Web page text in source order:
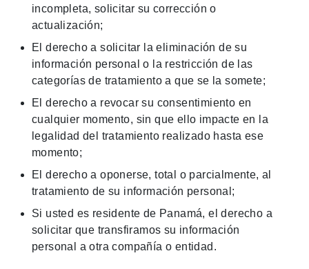
incompleta, solicitar su corrección o
actualización;
El derecho a solicitar la eliminación de su
información personal o la restricción de las
categorías de tratamiento a que se la somete;
El derecho a revocar su consentimiento en
cualquier momento, sin que ello impacte en la
legalidad del tratamiento realizado hasta ese
momento;
El derecho a oponerse, total o parcialmente, al
tratamiento de su información personal;
Si usted es residente de Panamá, el derecho a
solicitar que transfiramos su información
personal a otra compañía o entidad.